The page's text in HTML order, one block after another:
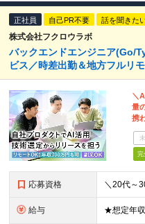
正社員 自己PR不要 話を聞きた
株式会社フクロウラボ
バックエンドエンジニア(Go/
ビス／時差出勤＆地方フルリ
＼
量
携
完
応募資格
給与